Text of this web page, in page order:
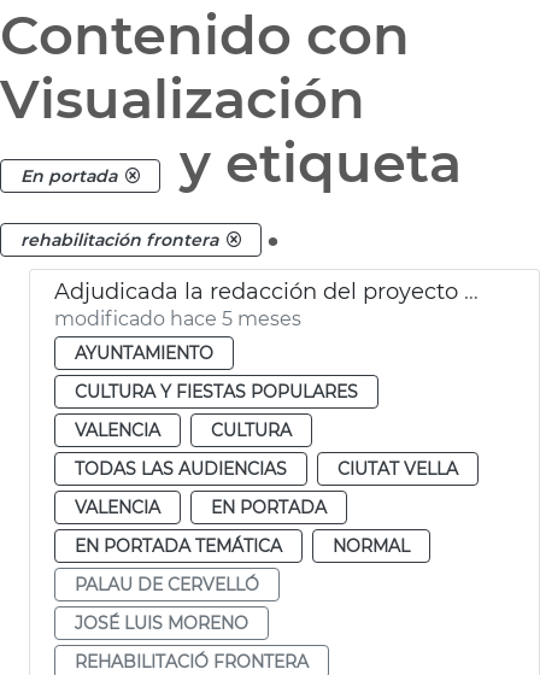
Contenido con
Visualización
En portada y etiqueta
rehabilitación frontera .
Adjudicada la redacción del proyecto de rehabilitación de la frontera del Palacio de Cervelló
modificado hace 5 meses
AYUNTAMIENTO
CULTURA Y FIESTAS POPULARES
VALENCIA
CULTURA
TODAS LAS AUDIENCIAS
CIUTAT VELLA
VALENCIA
EN PORTADA
EN PORTADA TEMÁTICA
NORMAL
PALAU DE CERVELLÓ
JOSÉ LUIS MORENO
REHABILITACIÓ FRONTERA